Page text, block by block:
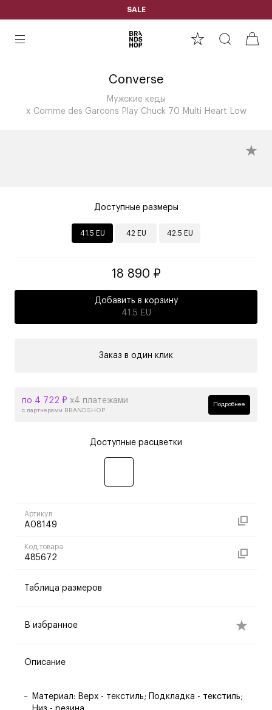
SALE
Converse
Мужские кеды
x Comme des Garcons Play Chuck 70 Multi Heart Low
Доступные размеры
41.5 EU 42 EU 42.5 EU
18 890 ₽
Добавить в корзину
41.5 EU
Заказ в один клик
по 4 722 ₽ х4 платежами
с партнерами BRANDSHOP
Подробнее
Доступные расцветки
Артикул
A08149
Код товара
485672
Таблица размеров
В избранное
Описание
Материал: Верх - текстиль; Подкладка - текстиль;